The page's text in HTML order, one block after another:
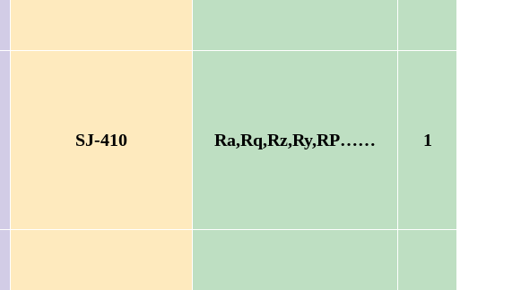
SJ-410 Ra,Rq,Rz,Ry,RP…… 1